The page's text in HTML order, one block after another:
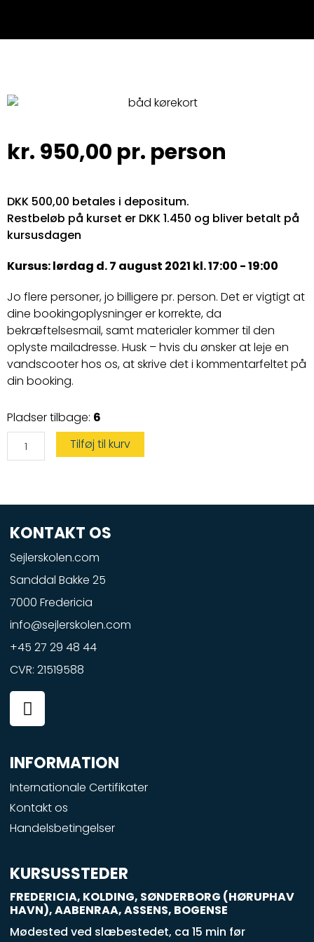
kr. 950,00 pr. person
DKK 500,00 betales i depositum.
Restbeløb på kurset er DKK 1.450 og bliver betalt på
kursusdagen
Kursus: lørdag d. 7 august 2021 kl. 17:00 - 19:00
Jo flere personer, jo billigere pr. person. Det er vigtigt at
dine bookingoplysninger er korrekte, da
bekræftelsesmail, samt materialer kommer til den
oplyste mailadresse. Husk – hvis du ønsker at leje en
vandscooter hos os, at skrive det i kommentarfeltet på
din booking.
Pladser tilbage: 6
Vandscooterbevis
antal
Tilføj til kurv
KONTAKT OS
Sejlerskolen.com
Sanddal Bakke 25
7000 Fredericia
info@sejlerskolen.com
+45 27 29 48 44
CVR: 21519588
F
a
c
e
b
o
o
k
-
q
u
a
r
INFORMATION
Internationale Certifikater
Kontakt os
Handelsbetingelser
KURSUSSTEDER
FREDERICIA, KOLDING, SØNDERBORG (HØRUPHAV
HAVN), AABENRAA, ASSENS, BOGENSE
Mødested ved slæbestedet, ca 15 min før